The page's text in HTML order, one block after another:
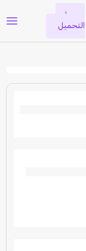
جاري
التحميل